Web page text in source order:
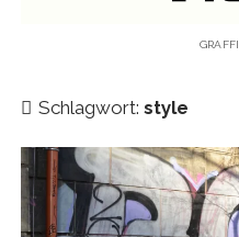
Schlagwort: style